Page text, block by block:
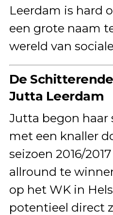
Leerdam is hard
een grote naam
wereld van
De
Jutta Leerdam
Jutta begon haar
met een knaller
seizoen 2016/
allround te
op het WK in
potentieel direct